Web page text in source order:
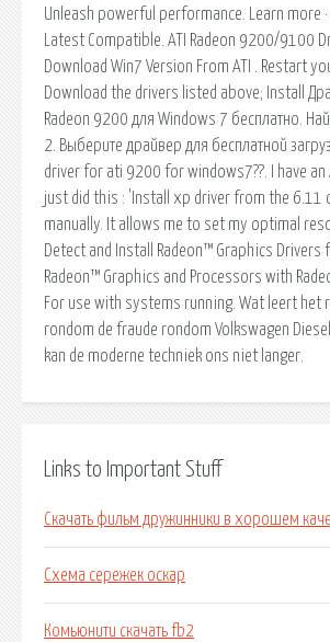
Unleash powerful performance. Learn more
Latest Compatible. ATI Radeon 9200/9100
Download Win7 Version From ATI . Restart
Download the drivers listed above; Install
Radeon 9200 для Windows 7 бесплатно.
2. Выберите драйвер для бесплатной
driver for ati 9200 for windows7??. I have an
just did this : 'Install xp driver from the 6.11
manually. It allows me to set my optimal
Detect and Install Radeon™ Graphics Drivers
Radeon™ Graphics and Processors with
For use with systems running. Wat leert het
rondom de fraude rondom Volkswagen
kan de moderne techniek ons niet langer.
Links to Important Stuff
Скачать фильм дружинники в хорошем
Схема сережек оскар
Комьюнити скачать fb2